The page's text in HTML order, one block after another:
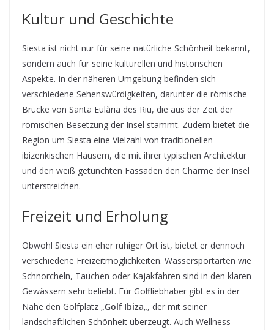
Kultur und Geschichte
Siesta ist nicht nur für seine natürliche Schönheit bekannt,
sondern auch für seine kulturellen und historischen
Aspekte. In der näheren Umgebung befinden sich
verschiedene Sehenswürdigkeiten, darunter die römische
Brücke von Santa Eulària des Riu, die aus der Zeit der
römischen Besetzung der Insel stammt. Zudem bietet die
Region um Siesta eine Vielzahl von traditionellen
ibizenkischen Häusern, die mit ihrer typischen Architektur
und den weiß getünchten Fassaden den Charme der Insel
unterstreichen.
Freizeit und Erholung
Obwohl Siesta ein eher ruhiger Ort ist, bietet er dennoch
verschiedene Freizeitmöglichkeiten. Wassersportarten wie
Schnorcheln, Tauchen oder Kajakfahren sind in den klaren
Gewässern sehr beliebt. Für Golfliebhaber gibt es in der
Nähe den Golfplatz „Golf Ibiza„, der mit seiner
landschaftlichen Schönheit überzeugt. Auch Wellness-